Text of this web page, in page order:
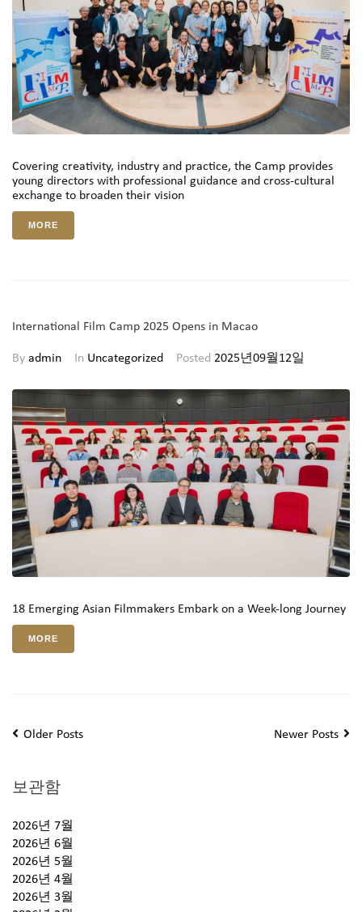
Covering creativity, industry and practice, the Camp provides
young directors with professional guidance and cross-cultural
exchange to broaden their vision
MORE
International Film Camp 2025 Opens in Macao
By admin In Uncategorized Posted 2025년09월12일
18 Emerging Asian Filmmakers Embark on a Week-long Journey
MORE
Older Posts Newer Posts
보관함
2026년 7월
2026년 6월
2026년 5월
2026년 4월
2026년 3월